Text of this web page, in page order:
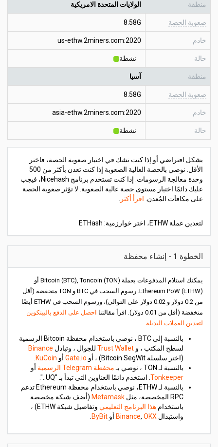
منطقة الولايات المتحدة الامريكية
صعوبة الحصة 8.58G
خادم us-ethw.2miners.com:2020
حالة نشطة
منطقة آسيا
صعوبة الحصة 8.58G
خادم asia-ethw.2miners.com:2020
حالة نشطة
بشكل افتراضي أو إذا كنت تشك في اختيار صعوبة الحصة، فاختر
الأقل. نوصي بالحصة العالية الصعوبة إذا كنت تعدن بأكثر من 500
وحدة معالجة الرسومات. إذا كنت تستخدم برنامج Nicehash، فيجب
عليك دائمًا اختيار مستوى حصة عالية الصعوبة. لا تؤثر صعوبة الحصة
على مكافآت المٌعدن. اقرأ أكثر
لتعدين عملة ETHW، اختر خوارزمية: ETHash
الخطوة 1 - إنشاء محفظة
يمكنك استلام المدفوعات بعملة Bitcoin (BTC), Toncoin (TON) أو
Ethereum PoW (ETHW). رسوم السحب في BTC و TON منخفضة (أقل
من 0.2 دولار و 0.02 دولار على التوالي)، ورسوم السحب في ETHW أيضًا
منخفضة (أقل من 0.01 دولار). اقرأ مقالتنا
احصل على الدفع بالبيتكوين
لتعدين العملات البديلة
بالنسبة إلى BTC ، نوصي باستخدام محفظة Bitcoin الرسمية
لسطح المكتب ، و Trust Wallet للجوال ، وتبادل Binance
(اختر سلسلة Bitcoin SegWit) ، أو
Gate.io أو KuCoin
بالنسبة لـ TON ، نوصي بـ
محفظة Telegram الرسمية
أو
Tonkeeper . استخدم دائمًا العناوين التي تبدأ بـ "UQ..".
بالنسبة لـ ETHW، نوصي باستخدام محفظة Ethereum تدعم
RPC المخصصة، مثل
Metamask (أضف شبكة مخصصة
باستخدام هذا البرنامج التعليمي
وتفاصيل شبكة ETHW) ،
واستبدال
Binance, OKX أو ByBit